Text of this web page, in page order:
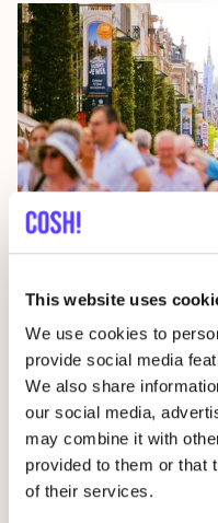
This website uses
We use cookies to
provide social media
We also share
our social media,
may combine it with
provided to them or that
of their services.
24 juli 2026
De data ach­ter
UPV Nieuws / Pers